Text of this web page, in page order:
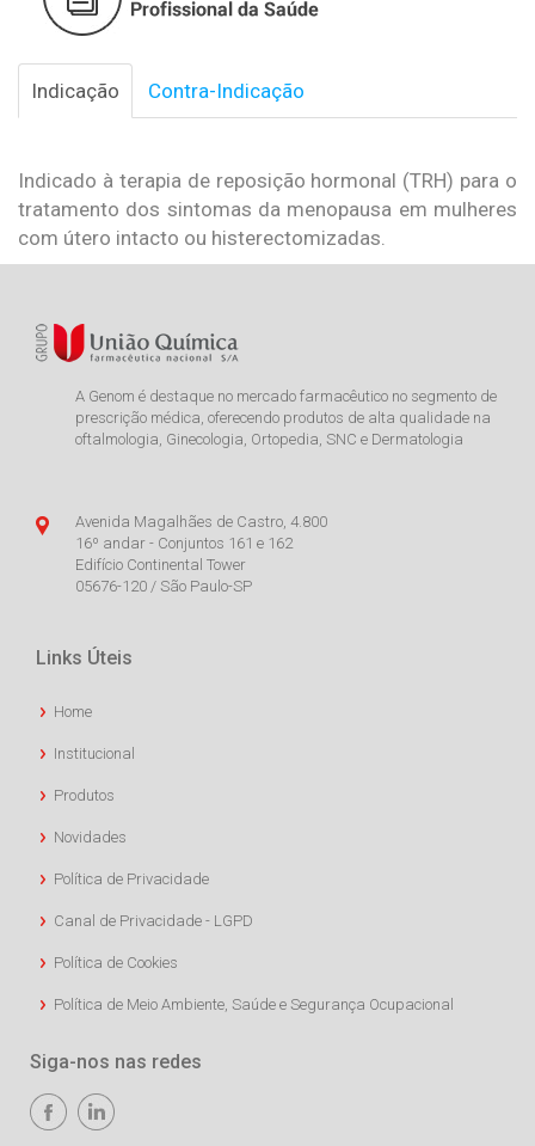
Indicação Contra-Indicação
Indicado à terapia de reposição hormonal (TRH) para o
tratamento dos sintomas da menopausa em mulheres
com útero intacto ou histerectomizadas.
A Genom é destaque no mercado farmacêutico no segmento de
prescrição médica, oferecendo produtos de alta qualidade na
oftalmologia, Ginecologia, Ortopedia, SNC e Dermatologia
Avenida Magalhães de Castro, 4.800
16º andar - Conjuntos 161 e 162
Edifício Continental Tower
05676-120 / São Paulo-SP
Links Úteis
Home
Institucional
Produtos
Novidades
Política de Privacidade
Canal de Privacidade - LGPD
Política de Cookies
Política de Meio Ambiente, Saúde e Segurança Ocupacional
Siga-nos nas redes